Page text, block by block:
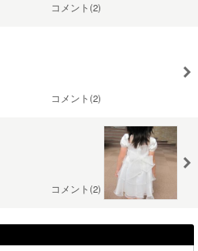
コメント(2)
コメント(2)
コメント(2)